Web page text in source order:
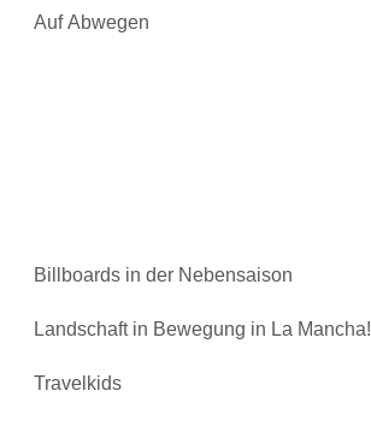
Auf Abwegen
Billboards in der Nebensaison
Landschaft in Bewegung in La Mancha!
Travelkids